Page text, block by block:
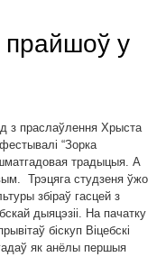
прайшоў у
з праслаўлення Хрыста
“Зорка
традыцыя. А
Трэцяга студзеня ўжо
збіраў гасцей з
дыяцэзіі. На пачатку
біскуп Віцебскі
як анёлы першыя